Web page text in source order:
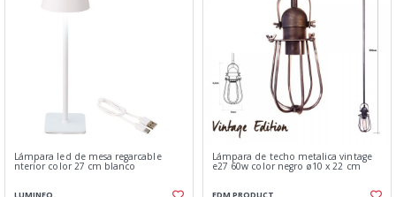
Lámpara led de mesa regarcable
nterior color 27 cm blanco
Lámpara de techo metalica vintage
e27 60w color negro ø10 x 22 cm